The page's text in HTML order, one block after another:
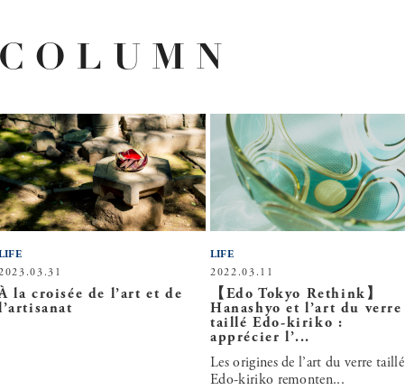
COLUMN
la croisée de l’art et de
2022.03.11
【Edo Tokyo Rethink】
Hanashyo et l’art du verre
taillé Edo-kiriko :
apprécier l’...
Les origines de l’art du verre taillé
Edo-kiriko remonten...
LIFE